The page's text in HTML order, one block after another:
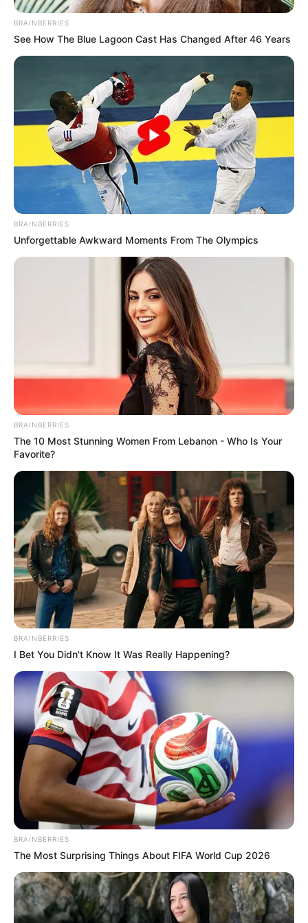
BRAINBERRIES
See How The Blue Lagoon Cast Has Changed After 46 Years
BRAINBERRIES
Unforgettable Awkward Moments From The Olympics
BRAINBERRIES
The 10 Most Stunning Women From Lebanon - Who Is Your
Favorite?
BRAINBERRIES
I Bet You Didn't Know It Was Really Happening?
BRAINBERRIES
The Most Surprising Things About FIFA World Cup 2026